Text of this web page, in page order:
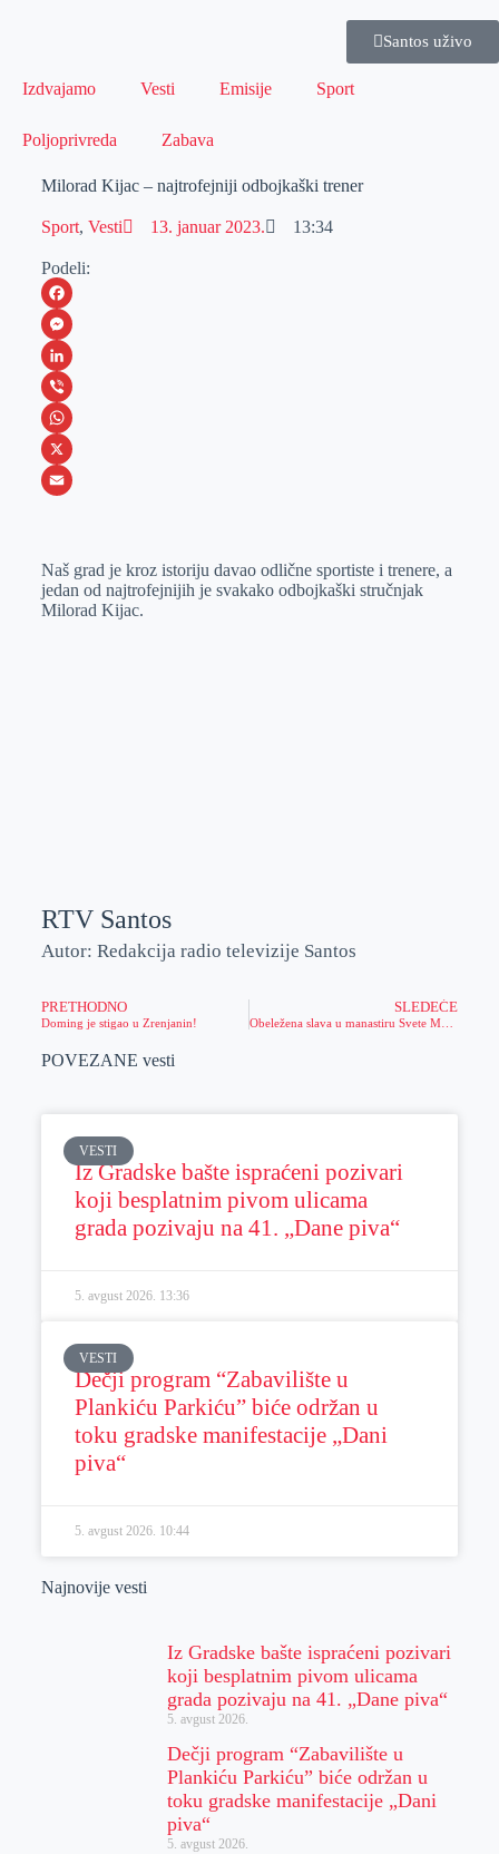
Santos uživo
Izdvajamo Vesti Emisije Sport
Poljoprivreda Zabava
Milorad Kijac – najtrofejniji odbojkaški trener
Sport, Vesti 13. januar 2023. 13:34
Podeli:
F
a
c
e
b
o
M
e
s
s
e
e
r
L
i
n
k
I
n
V
i
b
W
h
s
A
X
a
i
Naš grad je kroz istoriju davao odlične sportiste i trenere, a
jedan od najtrofejnijih je svakako odbojkaški stručnjak
Milorad Kijac.
RTV Santos
Autor: Redakcija radio televizije Santos
PRETHODNO
Doming je stigao u Zrenjanin!
SLEDEĆE
POVEZANE vesti
VESTI
Iz Gradske bašte ispraćeni pozivari
koji besplatnim pivom ulicama
grada pozivaju na 41. „Dane piva“
5. avgust 2026. 13:36
VESTI
Dečji program “Zabavilište u
Plankiću Parkiću” biće održan u
toku gradske manifestacije „Dani
piva“
5. avgust 2026. 10:44
Najnovije vesti
Iz Gradske bašte ispraćeni pozivari
koji besplatnim pivom ulicama
grada pozivaju na 41. „Dane piva“
5. avgust 2026.
Dečji program “Zabavilište u
Plankiću Parkiću” biće održan u
toku gradske manifestacije „Dani
piva“
5. avgust 2026.